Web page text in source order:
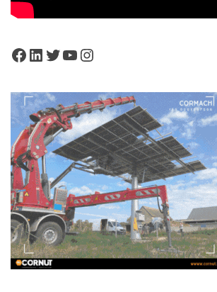
Facebook
LinkedIn
Twitter
YouTube
Instagram